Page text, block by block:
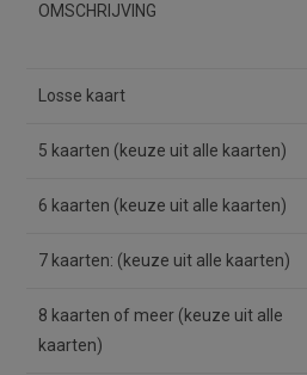
OMSCHRIJVING
Losse kaart
5 kaarten (keuze uit alle kaarten)
6 kaarten (keuze uit alle kaarten)
7 kaarten: (keuze uit alle kaarten)
8 kaarten of meer (keuze uit alle
kaarten)